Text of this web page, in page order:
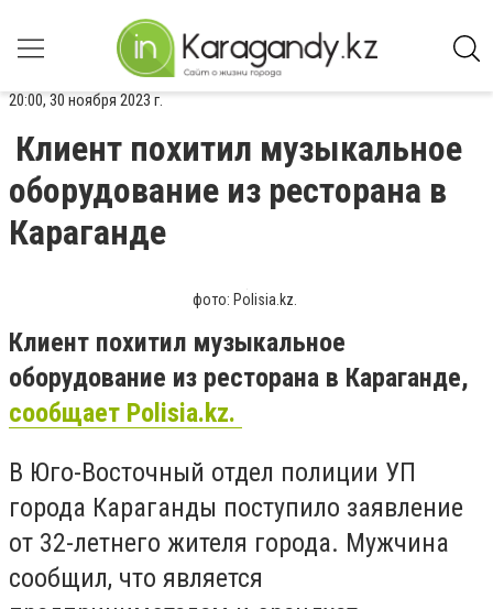
20:00, 30 ноября 2023 г.
Клиент похитил музыкальное
оборудование из ресторана в
Караганде
фото: Polisia.kz.
Клиент похитил музыкальное
оборудование из ресторана в Караганде,
сообщает Polisia.kz.
В Юго-Восточный отдел полиции УП
города Караганды поступило заявление
от 32-летнего жителя города. Мужчина
сообщил, что является